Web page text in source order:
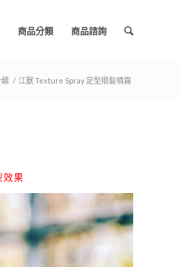
商品分類 商品諮詢
類 / 江獸 Texture Spray 定型順髮噴霧
效果